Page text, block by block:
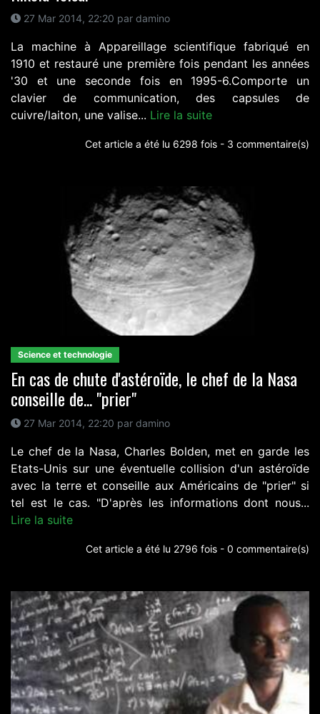
27 Mar 2014, 22:20 par damino
La machine à Appareillage scientifique fabriqué en
1910 et restauré une première fois pendant les années
'30 et une seconde fois en 1995-6.Comporte un
clavier de communication, des capsules de
cuivre/laiton, une valise... Lire la suite
Cet article a été lu 6298 fois - 3 commentaire(s)
Science et technologie
En cas de chute d'astéroïde, le chef de la Nasa
conseille de... "prier"
27 Mar 2014, 22:20 par damino
Le chef de la Nasa, Charles Bolden, met en garde les
Etats-Unis sur une éventuelle collision d'un astéroïde
avec la terre et conseille aux Américains de "prier" si
tel est le cas. "D'après les informations dont nous...
Lire la suite
Cet article a été lu 2796 fois - 0 commentaire(s)